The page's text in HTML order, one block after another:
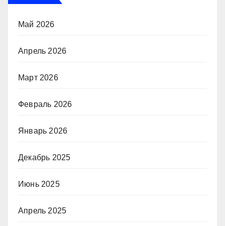
Май 2026
Апрель 2026
Март 2026
Февраль 2026
Январь 2026
Декабрь 2025
Июнь 2025
Апрель 2025